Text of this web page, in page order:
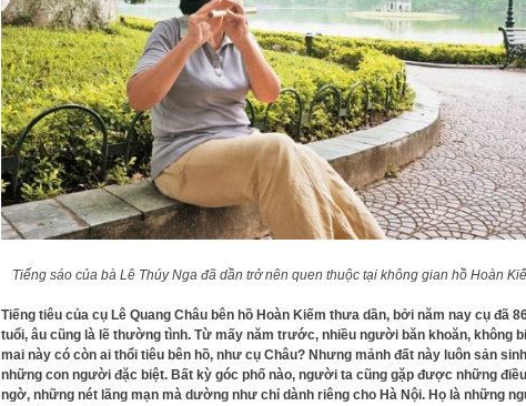
Tiếng sáo của bà Lê Thúy Nga đã dần trở nên quen thuộc tại không gian hồ Hoàn
Tiếng tiêu của cụ Lê Quang Châu bên hồ Hoàn Kiếm thưa dần, bởi năm nay cụ đã
tuổi, âu cũng là lẽ thường tình. Từ mấy năm trước, nhiều người băn khoăn, không
mai này có còn ai thổi tiêu bên hồ, như cụ Châu? Nhưng mảnh đất này luôn sản
những con người đặc biệt. Bất kỳ góc phố nào, người ta cũng gặp được những
ngờ, những nét lãng mạn mà dường như chỉ dành riêng cho Hà Nội. Họ là những